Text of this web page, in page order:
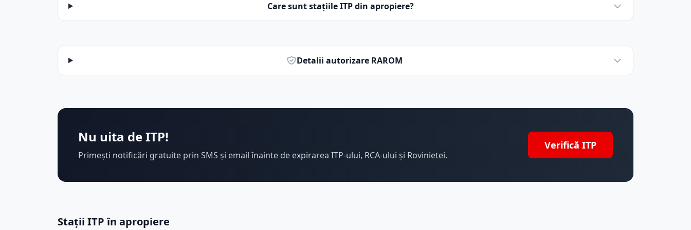
Care sunt stațiile ITP din apropiere?
Detalii autorizare RAROM
Nu uita de ITP!
Primești notificări gratuite prin SMS și email înainte de expirarea ITP-ului, RCA-ului și Rovinietei.
Verifică ITP
Stații ITP în apropiere